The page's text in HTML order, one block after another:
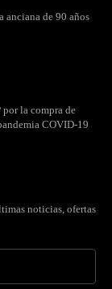
anciana de 90 años
por la compra de
COVID-19
noticias, ofertas